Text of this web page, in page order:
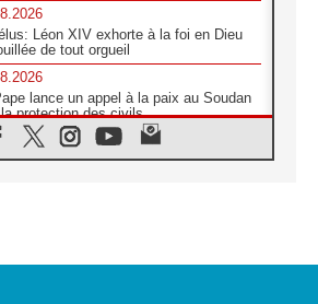
Léon XIV exhorte à la foi en Dieu
de tout orgueil
lance un appel à la paix au Soudan
protection des civils
d'Addis-Abeba du SCEAM sur